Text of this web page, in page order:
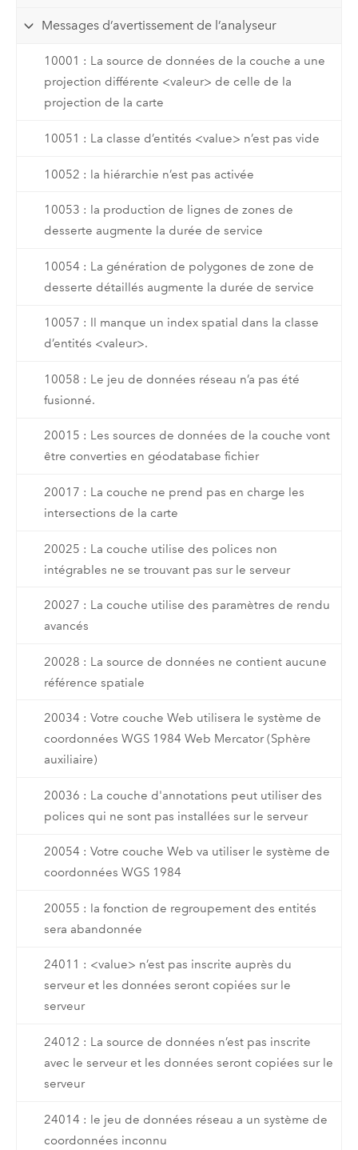
Messages d’avertissement de l’analyseur
10001 : La source de données de la couche a une
projection différente <valeur> de celle de la
projection de la carte
10051 : La classe d’entités <value> n’est pas vide
10052 : la hiérarchie n’est pas activée
10053 : la production de lignes de zones de
desserte augmente la durée de service
10054 : La génération de polygones de zone de
desserte détaillés augmente la durée de service
10057 : Il manque un index spatial dans la classe
d’entités <valeur>.
10058 : Le jeu de données réseau n’a pas été
fusionné.
20015 : Les sources de données de la couche vont
être converties en géodatabase fichier
20017 : La couche ne prend pas en charge les
intersections de la carte
20025 : La couche utilise des polices non
intégrables ne se trouvant pas sur le serveur
20027 : La couche utilise des paramètres de rendu
avancés
20028 : La source de données ne contient aucune
référence spatiale
20034 : Votre couche Web utilisera le système de
coordonnées WGS 1984 Web Mercator (Sphère
auxiliaire)
20036 : La couche d'annotations peut utiliser des
polices qui ne sont pas installées sur le serveur
20054 : Votre couche Web va utiliser le système de
coordonnées WGS 1984
20055 : la fonction de regroupement des entités
sera abandonnée
24011 : <value> n’est pas inscrite auprès du
serveur et les données seront copiées sur le
serveur
24012 : La source de données n’est pas inscrite
avec le serveur et les données seront copiées sur le
serveur
24014 : le jeu de données réseau a un système de
coordonnées inconnu